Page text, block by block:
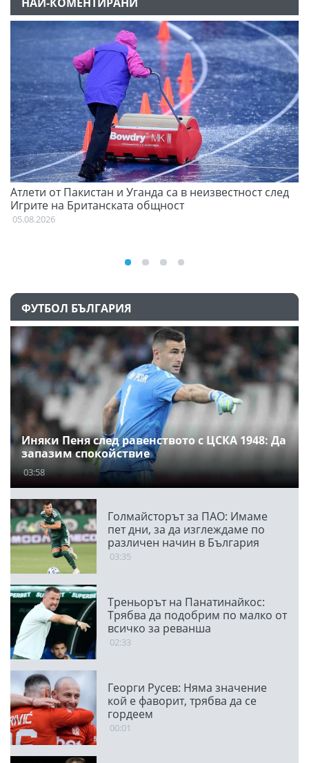
Атлети от Пакистан и Уганда са в неизвестност след
Игрите на Британската общност
05.08.2026
ФУТБОЛ БЪЛГАРИЯ
Иняки Пеня след равенството с ЦСКА 1948: Да
запазим спокойствие
03:58
Голмайсторът за ПАО: Имаме
пет дни, за да изглеждаме по
различен начин в България
03:35
Треньорът на Панатинайкос:
Трябва да подобрим по малко от
всичко за реванша
02:33
Георги Русев: Няма значение
кой е фаворит, трябва да се
гордеем
00:01